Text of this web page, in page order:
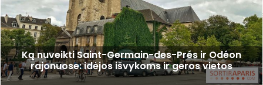
Ką nuveikti Saint-Germain-des-Prés ir Odéon
rajonuose: idėjos išvykoms ir geros vietos